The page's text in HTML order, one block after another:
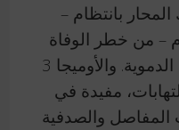
بانتظام –
– من خطر الوفاة
بسبب أمراض القلب والأوعية الدموية. والأوميجا 3
مفيدة في
المفاصل والصدفية